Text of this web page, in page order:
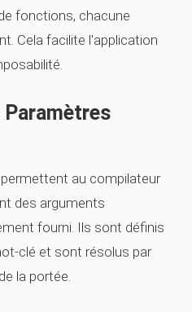
fonctions, chacune
Cela facilite l'application
Paramètres
au compilateur
des arguments
fourni. Ils sont définis
clé et sont résolus par
la portée.